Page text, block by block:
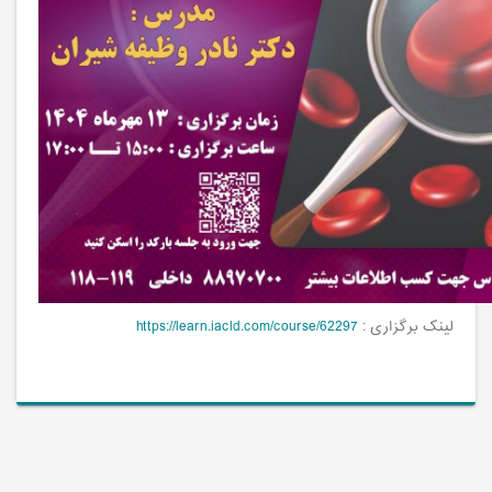
لینک برگزاری : https://learn.iacld.com/course/62297